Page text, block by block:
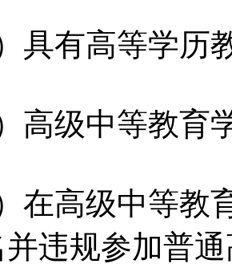
有高等学历
级中等教育
高级中等教育
违规参加普